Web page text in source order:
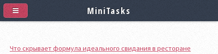
Что скрывает формула идеального свидания в ресторане
MiniTasks